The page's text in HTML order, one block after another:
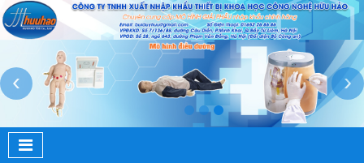
‹ ›